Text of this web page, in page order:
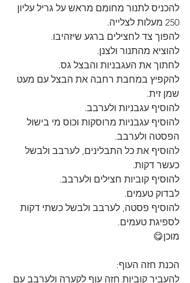
להכניס לתנור מחומם מראש על גריל עליון
250 מעלות לצלייה.
להפוך צד לחצילים ברגע שיזהיבו.
להוציא מהתנור ולצנן.
לחתוך את העגבניות והבצל גס.
להקפיץ במחבת רחבה את הבצל עם מעט
שמן זית.
להוסיף עגבניות ולערבב.
להוסיף עגבניות מרוסקות וכוס מי בישול
הפסטה ולערבב.
להוסיף את כל התבלינים, לערבב ולבשל
כעשר דקות.
להוסיף קוביות חצילים ולערבב.
לבדוק טעמים.
להוסיף פסטה, לערבב ולבשל כשתי דקות
לספיגת טעמים.
מוכן😋
הכנת חזה העוף:
להעביר קוביות חזה עוף לקערה ולערבב עם